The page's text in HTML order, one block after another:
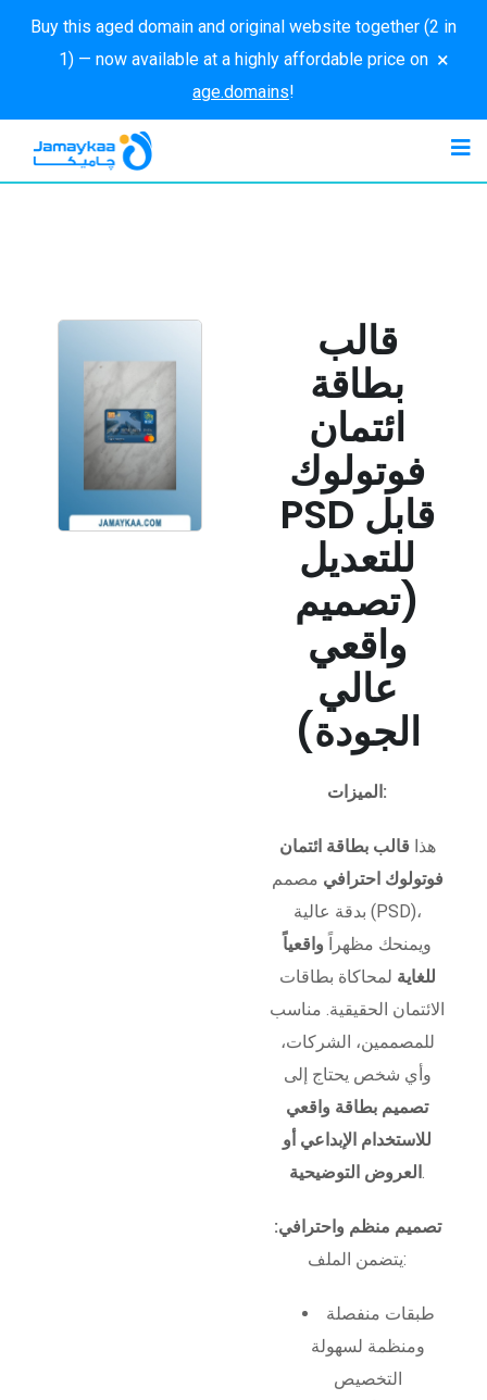
Buy this aged domain and original website together (2 in
1) — now available at a highly affordable price on
age.domains!
×
قالب
بطاقة
ائتمان
فوتولوك
PSD قابل
للتعديل
(تصميم
واقعي
عالي
الجودة)
الميزات:
هذا قالب بطاقة ائتمان
فوتولوك احترافي مصمم
بدقة عالية (PSD)،
ويمنحك مظهراً واقعياً
للغاية لمحاكاة بطاقات
الائتمان الحقيقية. مناسب
للمصممين، الشركات،
وأي شخص يحتاج إلى
تصميم بطاقة واقعي
للاستخدام الإبداعي أو
العروض التوضيحية .
تصميم منظم واحترافي:
يتضمن الملف:
طبقات منفصلة
ومنظمة لسهولة
التخصيص